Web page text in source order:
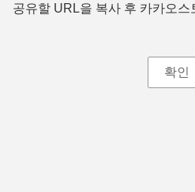
공유할 URL을 복사 후 카카오
확인